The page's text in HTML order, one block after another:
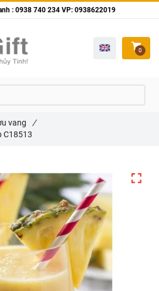
vang
/
C18513
: 0938 740 234 VP: 0938622019
0